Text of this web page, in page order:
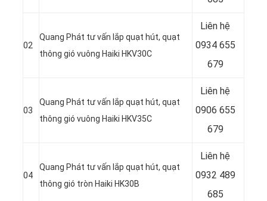
02
Quang Phát tư vấn lắp quạt hút, quạt
thông gió vuông Haiki HKV30C
Liên hệ
0934 655
679
03
Quang Phát tư vấn lắp quạt hút, quạt
thông gió vuông Haiki HKV35C
Liên hệ
0906 655
679
04
Quang Phát tư vấn lắp quạt hút, quạt
thông gió tròn Haiki HK30B
Liên hệ
0932 489
685